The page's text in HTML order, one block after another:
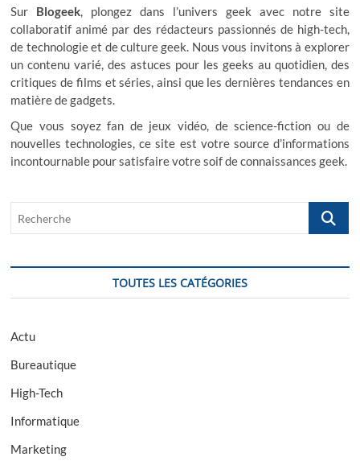
t
i
c
l
e
Sur Blogeek, plongez dans l’univers geek avec notre site
collaboratif animé par des rédacteurs passionnés de high-tech,
de technologie et de culture geek. Nous vous invitons à explorer
un contenu varié, des astuces pour les geeks au quotidien, des
critiques de films et séries, ainsi que les dernières tendances en
matière de gadgets.
Que vous soyez fan de jeux vidéo, de science-fiction ou de
nouvelles technologies, ce site est votre source d’informations
incontournable pour satisfaire votre soif de connaissances geek.
h
r
TOUTES LES CATÉGORIES
Actu
Bureautique
High-Tech
Informatique
Marketing